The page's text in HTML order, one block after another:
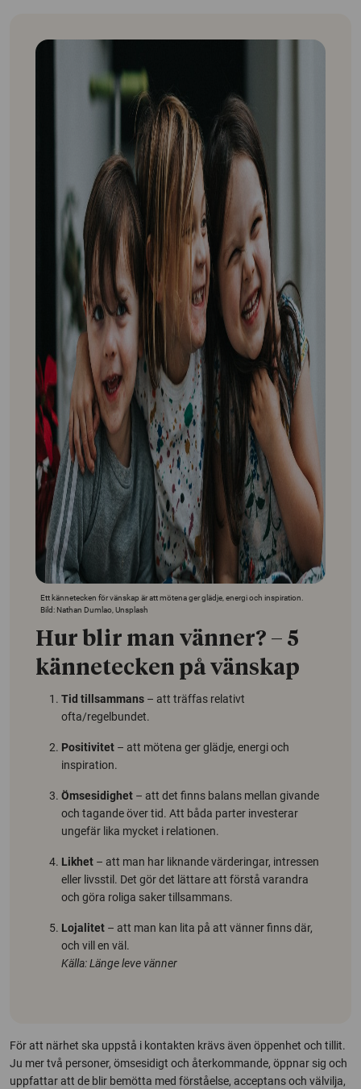
Ett kännetecken för vänskap är att mötena ger glädje, energi och inspiration.
Bild: Nathan Dumlao, Unsplash
Hur blir man vänner? – 5
kännetecken på vänskap
Tid tillsammans – att träffas relativt
ofta/regelbundet.
Positivitet – att mötena ger glädje, energi och
inspiration.
Ömsesidighet – att det finns balans mellan givande
och tagande över tid. Att båda parter investerar
ungefär lika mycket i relationen.
Likhet – att man har liknande värderingar, intressen
eller livsstil. Det gör det lättare att förstå varandra
och göra roliga saker tillsammans.
Lojalitet – att man kan lita på att vänner finns där,
och vill en väl.
Källa: Länge leve vänner
För att närhet ska uppstå i kontakten krävs även öppenhet och tillit.
Ju mer två personer, ömsesidigt och återkommande, öppnar sig och
uppfattar att de blir bemötta med förståelse, acceptans och välvilja,